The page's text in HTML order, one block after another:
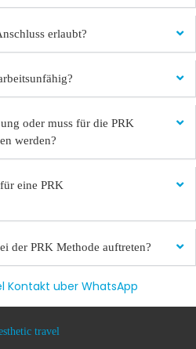
erlaubt?
oder muss für die PRK
werden?
eine PRK
der PRK Methode auftreten?